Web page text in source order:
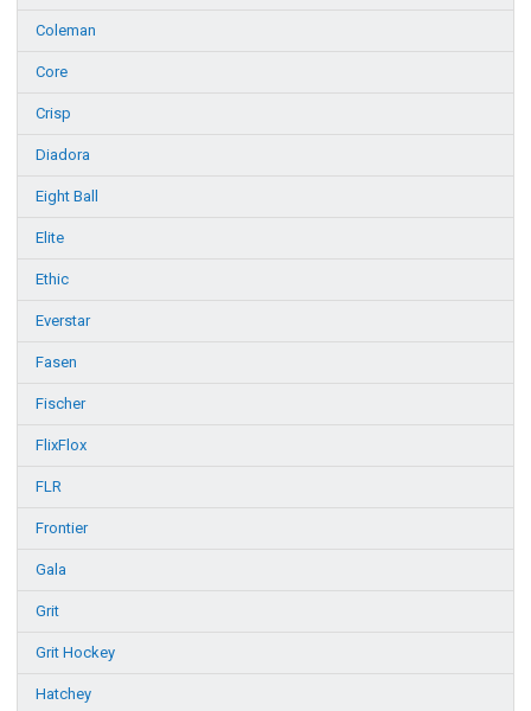
Coleman
Core
Crisp
Diadora
Eight Ball
Elite
Ethic
Everstar
Fasen
Fischer
FlixFlox
FLR
Frontier
Gala
Grit
Grit Hockey
Hatchey